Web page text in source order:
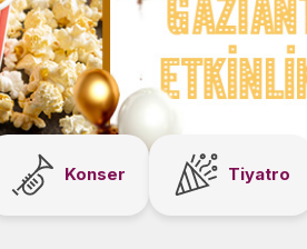
Konser Tiyatro